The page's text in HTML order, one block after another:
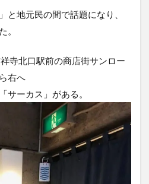
と地元民の間で話題になり、
。
寺北口駅前の商店街サンロー
右へ
サーカス」がある。